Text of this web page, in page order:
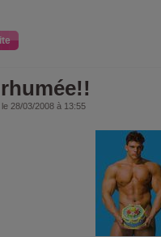
le 28/03/2008 à 13:55